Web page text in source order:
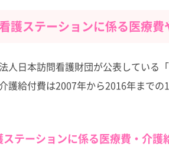
護ステーションに係る医療
人日本訪問看護財団が公表してい
護給付費は2007年から2016年までの
テーションに係る医療費・介護